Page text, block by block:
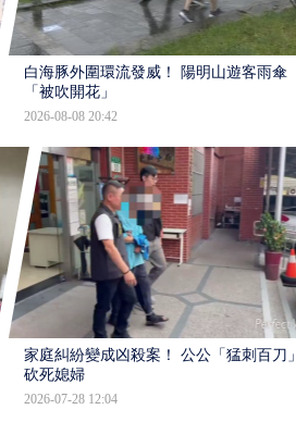
白海豚外圍環流發威！ 陽明山遊客雨傘
「被吹開花」
2026-08-08 20:42
家庭糾紛變成凶殺案！ 公公「猛刺百刀」
砍死媳婦
2026-07-28 12:04